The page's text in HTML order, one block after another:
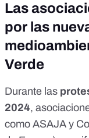
Las
por las
Verde
Durante las
2024,
como ASAJA y